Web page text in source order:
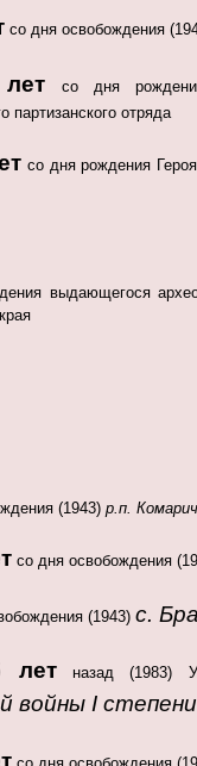
со дня освобождения
летсо дня
партизанского отряда
со дня рождения
выдающегося
(1943) р.п.
со дня освобождения
(1943) с.
летназад (1983)
войны I степени